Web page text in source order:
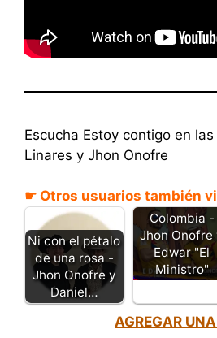
Escucha Estoy contigo en
Linares y Jhon Onofre
☛ Otros usuarios también
Ni con el pétalo
de una rosa -
Jhon Onofre y
Daniel…
Canta
Colombia -
Jhon Onofre
Edwar "El
Ministro"
AGREGAR